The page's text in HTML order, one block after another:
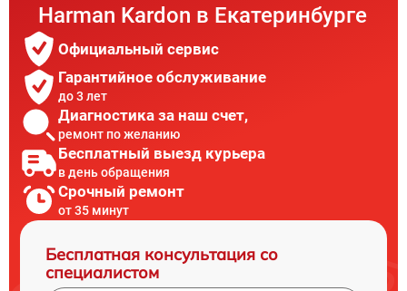
Harman Kardon в Екатеринбурге
Официальный сервис
Гарантийное обслуживание
до 3 лет
Диагностика за наш счет,
ремонт по желанию
Бесплатный выезд курьера
в день обращения
Срочный ремонт
от 35 минут
Бесплатная консультация со
специалистом